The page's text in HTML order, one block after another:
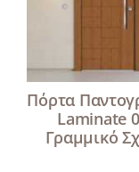
Πόρτα
Laminate
Γραμμικό